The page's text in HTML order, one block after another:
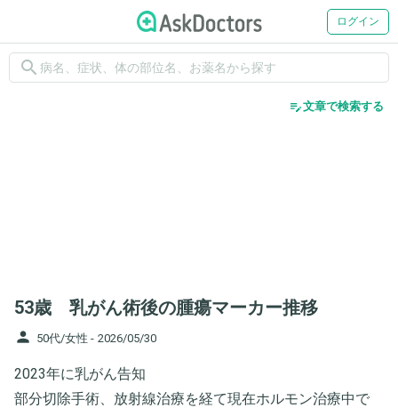
ログイン
search
edit_note文章で検索する
53歳 乳がん術後の腫瘍マーカー推移
person 50代/女性 - 2026/05/30
2023年に乳がん告知
部分切除手術、放射線治療を経て現在ホルモン治療中で